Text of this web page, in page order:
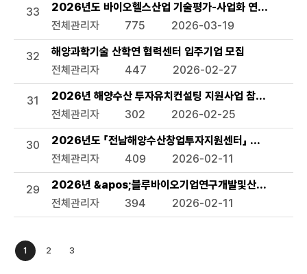
33
2026년도 바이오헬스산업 기술평가-사업화 연계 지원사
전체관리자
775 2026-03-19
32
해양과학기술 산학연 협력센터 입주기업 모집
전체관리자
447 2026-02-27
31
2026년 해양수산 투자유치컨설팅 지원사업 참여기업 모
전체관리자
302 2026-02-25
30
2026년도 「전남해양수산창업투자지원센터」 수혜기업 모
전체관리자
409 2026-02-11
29
2026년 &apos;블루바이오기업연구개발및산업화지원
전체관리자
394 2026-02-11
1 2 3